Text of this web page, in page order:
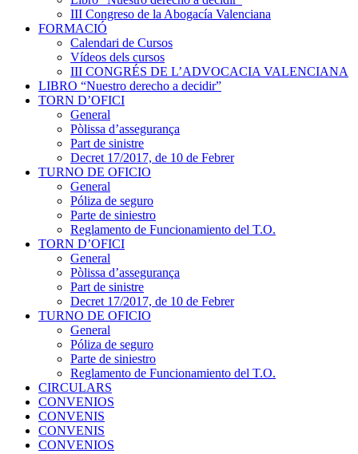
III Congreso de la Abogacía Valenciana
FORMACIÓ
Calendari de Cursos
Vídeos dels cursos
III CONGRÉS DE L’ADVOCACIA VALENCIANA
LIBRO “Nuestro derecho a decidir”
TORN D’OFICI
General
Pòlissa d’assegurança
Part de sinistre
Decret 17/2017, de 10 de Febrer
TURNO DE OFICIO
General
Póliza de seguro
Parte de siniestro
Reglamento de Funcionamiento del T.O.
TORN D’OFICI
General
Pòlissa d’assegurança
Part de sinistre
Decret 17/2017, de 10 de Febrer
TURNO DE OFICIO
General
Póliza de seguro
Parte de siniestro
Reglamento de Funcionamiento del T.O.
CIRCULARS
CONVENIOS
CONVENIS
CONVENIS
CONVENIOS